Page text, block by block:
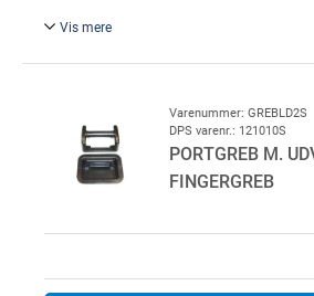
Vis mere
Hvid, komplet m. pakning/skruer.
Varenummer: GREBLD2S
DPS varenr.: 121010S
PORTGREB M.
FINGERGREB